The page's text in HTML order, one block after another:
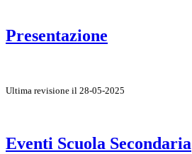
Presentazione
Ultima revisione il 28-05-2025
Eventi Scuola Secondaria